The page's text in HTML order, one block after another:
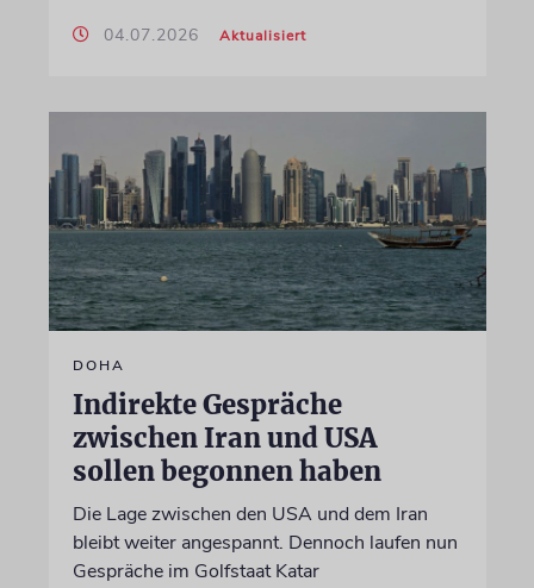
04.07.2026 Aktualisiert
DOHA
Indirekte Gespräche
zwischen Iran und USA
sollen begonnen haben
Die Lage zwischen den USA und dem Iran
bleibt weiter angespannt. Dennoch laufen nun
Gespräche im Golfstaat Katar